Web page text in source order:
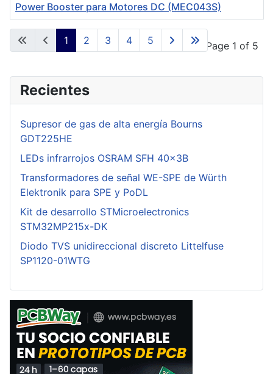
Articles
Power Booster para Motores DC (MEC043S)
Page 1 of 5
1 2 3 4 5
Recientes
Supresor de gas de alta energía Bourns
GDT225HE
LEDs infrarrojos OSRAM SFH 40x3B
Transformadores de señal WE-SPE de Würth
Elektronik para SPE y PoDL
Kit de desarrollo STMicroelectronics
STM32MP215x-DK
Diodo TVS unidireccional discreto Littelfuse
SP1120-01WTG